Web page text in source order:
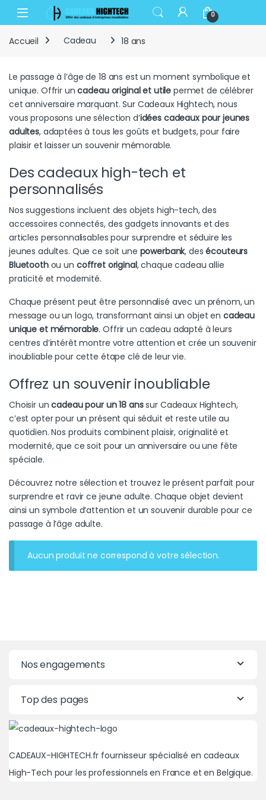
Skip to navigation
Skip to content
Open 0
Accueil Cadeau 18 ans
Le passage à l’âge de 18 ans est un moment symbolique et
unique. Offrir uncadeau original et utile permet de célébrer
cet anniversaire marquant. Sur Cadeaux Hightech, nous
vous proposons une sélection d’idées cadeaux pour jeunes
adultes, adaptées à tous les goûts et budgets, pour faire
plaisir et laisser un souvenir mémorable.
Des cadeaux high-tech et
personnalisés
Nos suggestions incluent des objets high-tech, des
accessoires connectés, des gadgets innovants et des
articles personnalisables pour surprendre et séduire les
jeunes adultes. Que ce soit une powerbank, desécouteurs
Bluetoothou un coffret original, chaque cadeau allie
praticité et modernité.
Chaque présent peut être personnalisé avec un prénom, un
message ou un logo, transformant ainsi un objet en cadeau
unique et mémorable. Offrir un cadeau adapté à leurs
centres d’intérêt montre votre attention et crée un souvenir
inoubliable pour cette étape clé de leur vie.
Offrez un souvenir inoubliable
Choisir uncadeau pour un 18 anssur Cadeaux Hightech,
c’est opter pour un présent qui séduit et reste utile au
quotidien. Nos produits combinent plaisir, originalité et
modernité, que ce soit pour un anniversaire ou une fête
spéciale.
Découvrez notre sélection et trouvez le présent parfait pour
surprendre et ravir ce jeune adulte. Chaque objet devient
ainsi un symbole d’attention et un souvenir durable pour ce
passage à l’âge adulte.
Aucun produit ne correspond à votre sélection.
Nos engagements
Top des pages
CADEAUX-HIGHTECH.fr fournisseur spécialisé en cadeaux
High-Tech pour les professionnels en France et en Belgique.